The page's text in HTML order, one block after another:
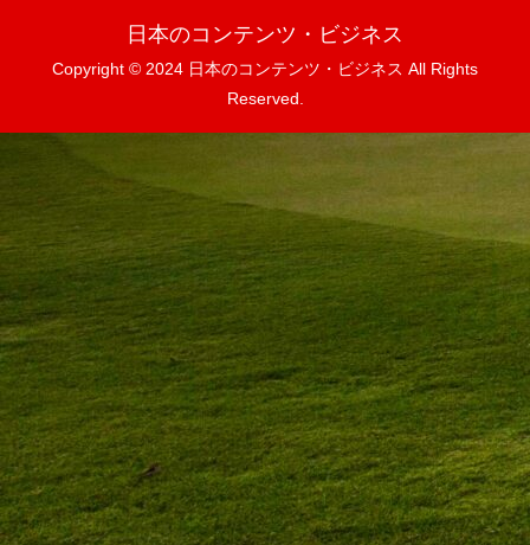
日本のコンテンツ・ビジネス
Copyright © 2024 日本のコンテンツ・ビジネス All Rights
Reserved.